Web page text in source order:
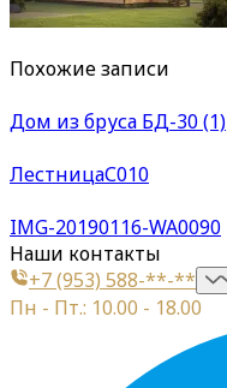
Похожие записи
Дом из бруса БД-30 (1)
ЛестницаС010
IMG-20190116-WA0090
Наши контакты
+7 (953) 588-**-**
Пн - Пт.: 10.00 - 18.00